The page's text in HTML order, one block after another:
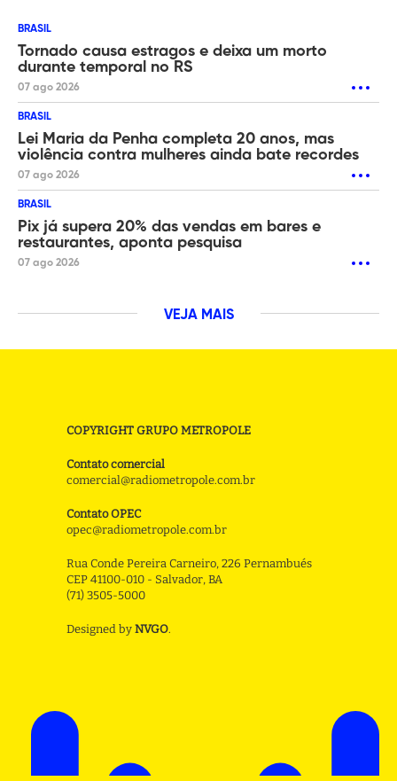
BRASIL
Tornado causa estragos e deixa um morto
durante temporal no RS
07 ago 2026
BRASIL
Lei Maria da Penha completa 20 anos, mas
violência contra mulheres ainda bate recordes
07 ago 2026
BRASIL
Pix já supera 20% das vendas em bares e
restaurantes, aponta pesquisa
07 ago 2026
VEJA MAIS
COPYRIGHT GRUPO METROPOLE
Contato comercial
comercial@radiometropole.com.br
Contato OPEC
opec@radiometropole.com.br
Rua Conde Pereira Carneiro, 226 Pernambués
CEP 41100-010 - Salvador, BA
(71) 3505-5000
Designed by NVGO.